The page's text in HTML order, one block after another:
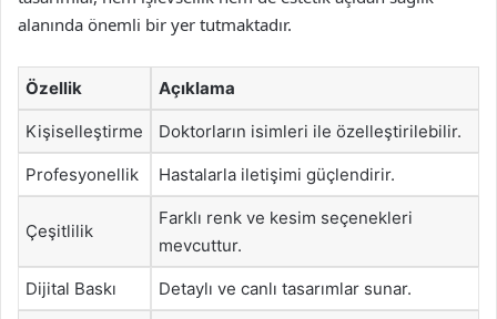
alanında önemli bir yer tutmaktadır.
Özellik Açıklama
Kişiselleştirme Doktorların isimleri ile özelleştirilebilir.
Profesyonellik Hastalarla iletişimi güçlendirir.
Çeşitlilik
Farklı renk ve kesim seçenekleri
mevcuttur.
Dijital Baskı Detaylı ve canlı tasarımlar sunar.